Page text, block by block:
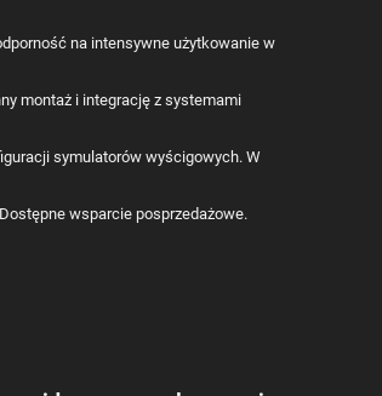
na intensywne użytkowanie w
montaż i integrację z systemami
symulatorów wyścigowych. W
wsparcie posprzedażowe.